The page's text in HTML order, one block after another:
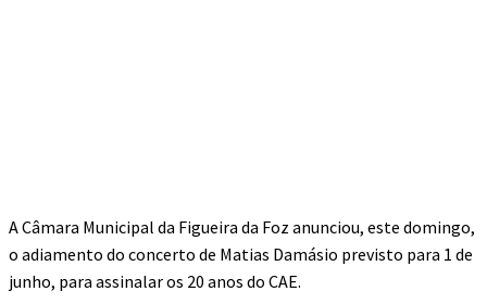
A Câmara Municipal da Figueira da Foz anunciou, este domingo,
o adiamento do concerto de Matias Damásio previsto para 1 de
junho, para assinalar os 20 anos do CAE.